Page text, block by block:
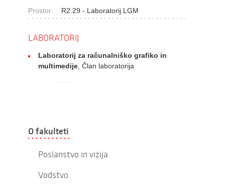
Prostor: R2.29 - Laboratorij LGM
LABORATORIJ
Laboratorij za računalniško grafiko in
multimedije , Član laboratorija
O fakulteti
Poslanstvo in vizija
Vodstvo